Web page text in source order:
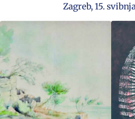
Zagreb, 15.